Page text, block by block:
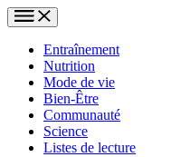
Entraînement
Nutrition
Mode de vie
Bien-Être
Communauté
Science
Listes de lecture